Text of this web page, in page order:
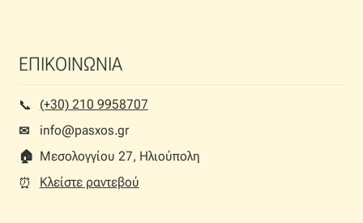
ΕΠΙΚΟΙΝΩΝΙΑ
📞︎
(+30) 210 9958707
✉
info@pasxos.gr
🏠︎ Μεσολογγίου 27, Ηλιούπολη
⏰︎
Κλείστε ραντεβού